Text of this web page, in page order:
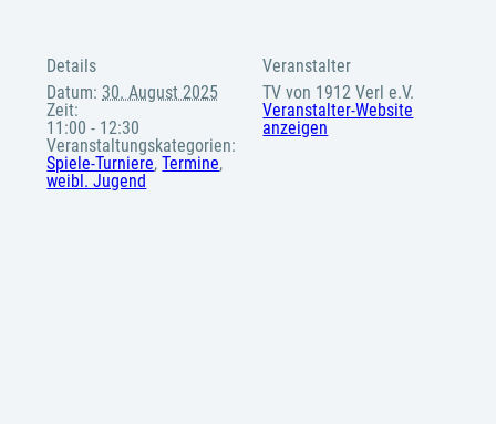
Details
Datum: 30. August 2025
Zeit:
11:00 - 12:30
Veranstaltungskategorien:
Spiele-Turniere,Termine,
weibl. Jugend
Veranstalter
TV von 1912 Verl e.V.
Veranstalter-Website
anzeigen